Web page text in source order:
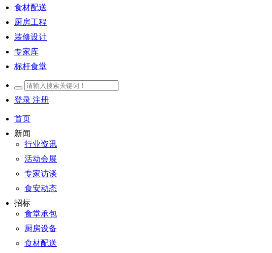
食材配送
厨房工程
装修设计
专家库
标杆食堂
登录 注册
首页
新闻
行业资讯
活动会展
专家访谈
食安动态
招标
食堂承包
厨房设备
食材配送